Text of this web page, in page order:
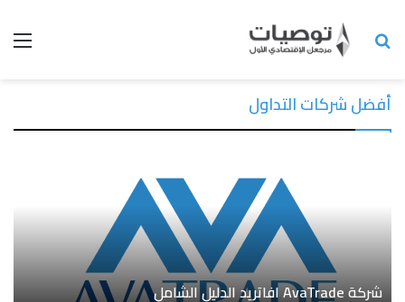
أفضل شركات التداول
شركة AvaTrade افاتريد الدليل الشامل